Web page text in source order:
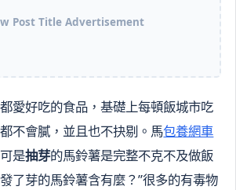
Post Title Advertisement
愛好吃的食品，基礎上每頓飯城市吃
不會膩，並且也不抉剔。馬包養網車
是抽芽的馬鈴薯是完整不克不及做飯
了芽的馬鈴薯含有麼？”很多的有毒物